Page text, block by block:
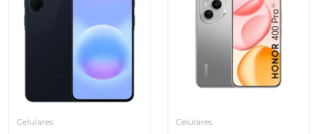
Celulares Celulares